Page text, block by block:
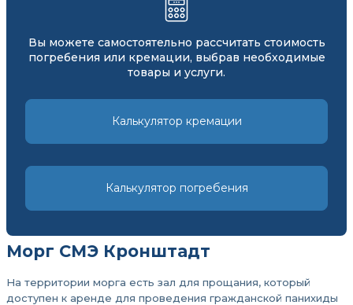
Вы можете самостоятельно рассчитать стоимость
погребения или кремации, выбрав необходимые
товары и услуги.
Калькулятор кремации
Калькулятор погребения
Морг СМЭ Кронштадт
На территории морга есть зал для прощания, который
доступен к аренде для проведения гражданской панихиды